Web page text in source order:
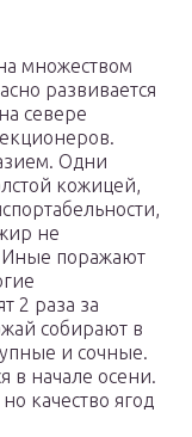
множеством
развивается
севере
Одни
кожицей,
не
Иные поражают
2 раза за
собирают в
и сочные.
в начале осени.
качество ягод